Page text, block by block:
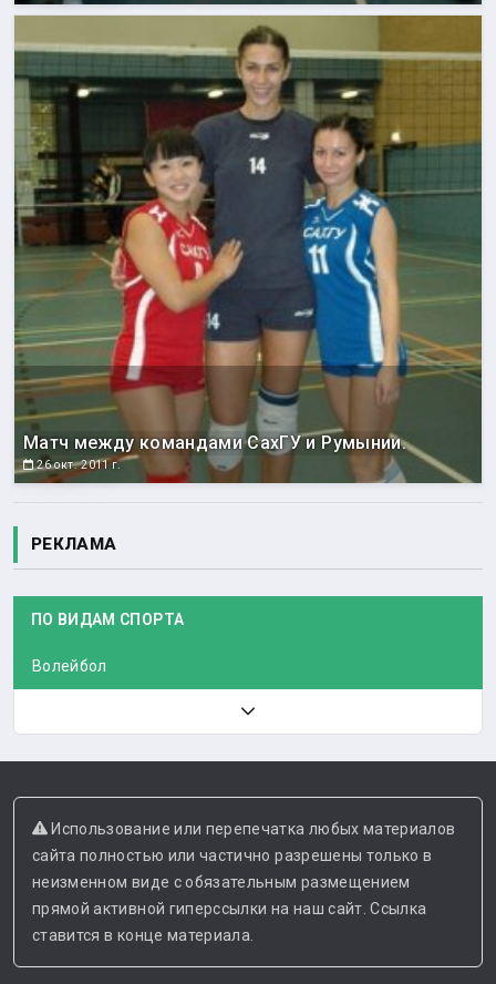
Матч между командами СахГУ и Румынии.
26 окт. 2011 г.
РЕКЛАМА
ПО ВИДАМ СПОРТА
Волейбол
Использование или перепечатка любых материалов
сайта полностью или частично разрешены только в
неизменном виде с обязательным размещением
прямой активной гиперссылки на наш сайт. Ссылка
ставится в конце материала.